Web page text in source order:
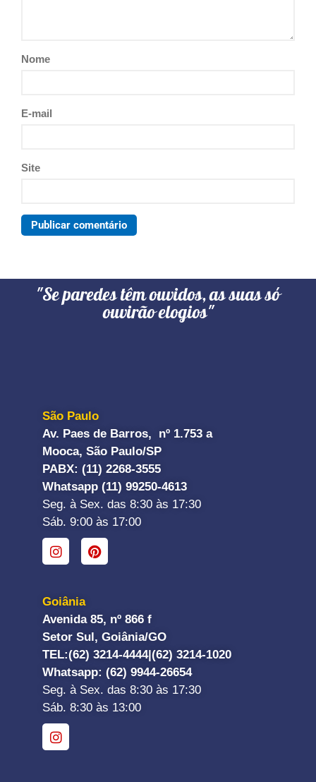
Nome
E-mail
Site
"Se paredes têm ouvidos, as suas só
ouvirão elogios"
São Paulo
Av. Paes de Barros, nº 1.753 a
Mooca, São Paulo/SP
PABX: (11) 2268-3555
Whatsapp (11) 99250-4613
Seg. à Sex. das 8:30 às 17:30
Sáb. 9:00 às 17:00
Goiânia
Avenida 85, nº 866 f
Setor Sul, Goiânia/GO
TEL:(62) 3214-4444| (62) 3214-1020
Whatsapp: (62) 9944-26654
Seg. à Sex. das 8:30 às 17:30
Sáb. 8:30 às 13:00